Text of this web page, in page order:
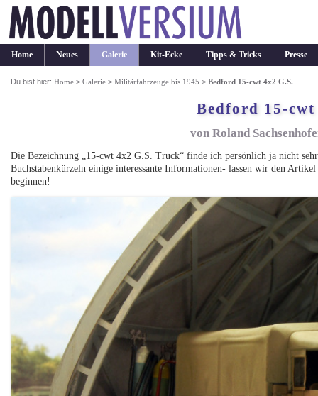
Home Neues Galerie Kit-Ecke Tipps & Tricks Presse
Du bist hier:Home >Galerie >Militärfahrzeuge bis 1945 >Bedford 15-cwt 4x2 G.S.
Bedford 15-cwt
von Roland
Die Bezeichnung „15-cwt 4x2 G.S. Truck“ finde ich persönlich ja nicht
Buchstabenkürzeln einige interessante Informationen- lassen wir den
beginnen!